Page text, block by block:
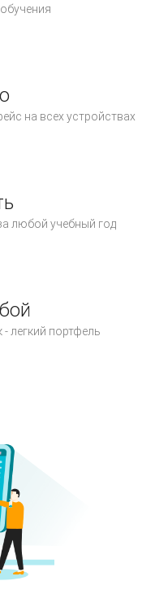
на всех устройствах
любой учебный год
- легкий портфель